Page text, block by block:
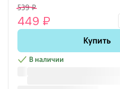
539 ₽
449 ₽
Купить
В наличии